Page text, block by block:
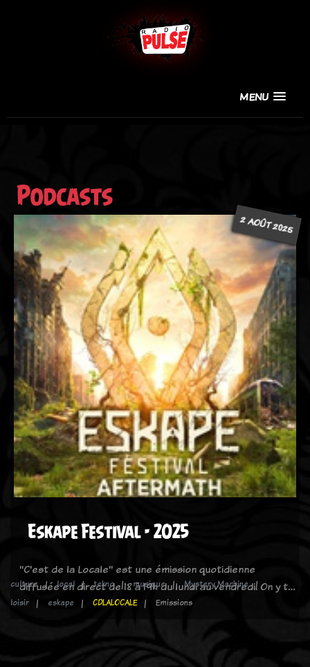
MENU
Podcasts
2 AOÛT 2025
Eskape Festival - 2025
"C'est de la Locale" est une émission quotidienne
diffusée en direct de 18 à 19h du lundi au vendredi. On y t…
culture local tekno musique
Mystery Machine
loisir
eskape CDLALOCALE Emissions